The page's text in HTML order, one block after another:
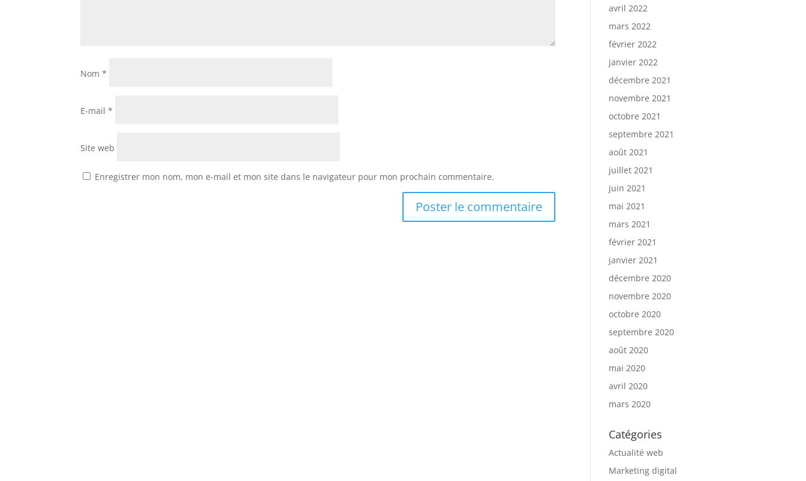
Nom*
E-mail*
Site web
Enregistrer mon nom, mon e-mail et mon site dans le navigateur pour mon prochain commentaire.
avril 2022
mars 2022
février 2022
janvier 2022
décembre 2021
novembre 2021
octobre 2021
septembre 2021
août 2021
juillet 2021
juin 2021
mai 2021
mars 2021
février 2021
janvier 2021
décembre 2020
novembre 2020
octobre 2020
septembre 2020
août 2020
mai 2020
avril 2020
mars 2020
Catégories
Actualité web
Marketing digital